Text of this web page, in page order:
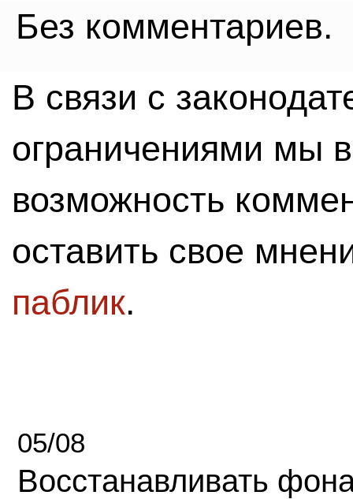
Без комментариев.
В связи с
ограничениями мы
возможность
оставить свое
паблик.
05/08
Восстанавливать